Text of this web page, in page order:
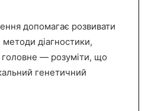
допомагає розвивати
діагностики,
— розуміти, що
генетичний